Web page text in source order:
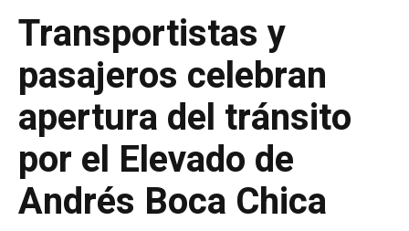
Transportistas y
pasajeros celebran
apertura del tránsito
por el Elevado de
Andrés Boca Chica